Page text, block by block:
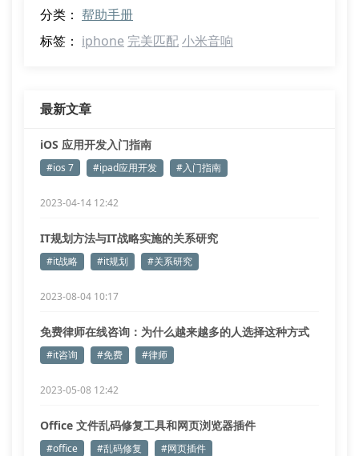
分类： 帮助手册
标签： iphone 完美匹配小米音响
最新文章
iOS 应用开发入门指南
#ios 7 #ipad应用开发 #入门指南
2023-04-14 12:42
IT规划方法与IT战略实施的关系研究
#it战略 #it规划 #关系研究
2023-08-04 10:17
免费律师在线咨询：为什么越来越多的人选择这种方式
解决法律问题？
#it咨询 #免费 #律师
2023-05-08 12:42
Office 文件乱码修复工具和网页浏览器插件
#office #乱码修复 #网页插件